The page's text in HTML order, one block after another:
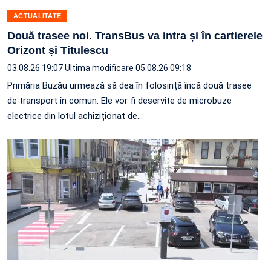
ACTUALITATE
Două trasee noi. TransBus va intra și în cartierele
Orizont și Titulescu
03.08.26 19:07Ultima modificare 05.08.26 09:18
Primăria Buzău urmează să dea în folosință încă două trasee
de transport în comun. Ele vor fi deservite de microbuze
electrice din lotul achiziționat de…